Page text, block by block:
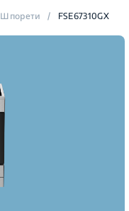
Шпорети / FSE67310GX